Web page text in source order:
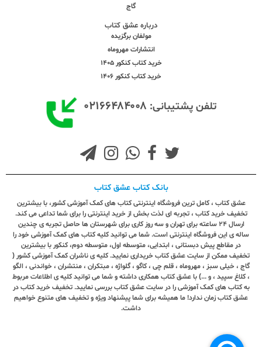
گاج
درباره عشق کتاب
مولفان برگزیده
انتشارات مهروماه
خرید کتاب کنکور 1405
خرید کتاب کنکور 1406
تلفن پشتیبانی: ۰۲۱۶۶۴۸۴۰۰۸
بانک کتاب عشق کتاب
عشق کتاب ، کامل ترین فروشگاه اینترنتی کتاب های کمک آموزشی کشور، با بیشترین
تخفیف خرید کتاب ، تجربه ای لذت بخش از خرید اینترنتی را برای شما تداعی می کند.
ارسال ٢٤ ساعته برای تهران و سه روز کاری برای شهرستان ها حاصل تجربه ی چندین
ساله ی این فروشگاه اینترنتی است. شما می توانید کلیه کتاب های کمک آموزشی خود را
در مقاطع پیش دبستانی ، ابتدایی، متوسطه اول، متوسطه دوم، کنکور با بیشترین
تخفیف ممکن از سایت عشق کتاب خریداری نمایید. کلیه ی ناشران کمک آموزشی کشور (
گاج ، خیلی سبز ، مهروماه ، قلم چی ، کاگو ، گلواژه ، مبتکران ، منتشران ، خواندنی ، الگو
، کلاغ سپید ، و ...) با عشق کتاب همکاری داشته و شما می توانید کلیه ی اطلاعات مربوط
به کتاب های کمک آموزشی را در سایت عشق کتاب بررسی نمایید. تخفیف خرید کتاب در
عشق کتاب زمان ندارد! ما همیشه برای شما پیشنهاد ویژه و تخفیف های متنوع خواهیم
داشت.